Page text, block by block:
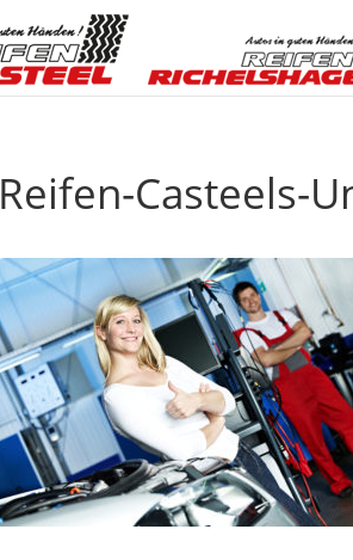
Reifen-Casteels-